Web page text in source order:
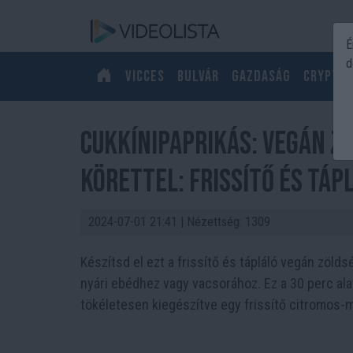
Vicces Bulvár Gazdaság Crypto
Cukkínipaprikás: Vegán
Körettel: Frissítő és
2024-07-01 21:41 | Nézettség: 1309
Készítsd el ezt a frissítő és tápláló vegán
nyári ebédhez vagy vacsorához. Ez a 30 perc
tökéletesen kiegészítve egy frissítő citromos-